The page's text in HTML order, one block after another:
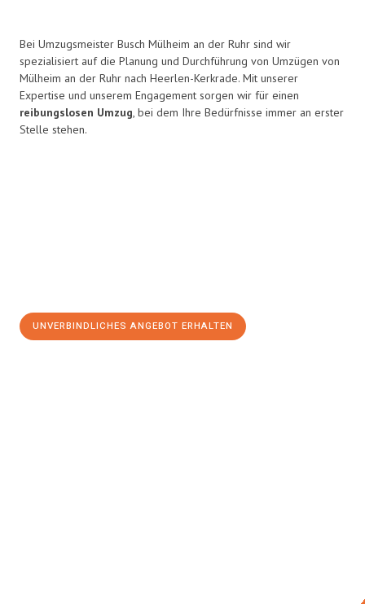
Bei Umzugsmeister Busch Mülheim an der Ruhr sind wir
spezialisiert auf die Planung und Durchführung von Umzügen von
Mülheim an der Ruhr nach Heerlen-Kerkrade. Mit unserer
Expertise und unserem Engagement sorgen wir für einen
reibungslosen Umzug, bei dem Ihre Bedürfnisse immer an erster
Stelle stehen.
UNVERBINDLICHES ANGEBOT ERHALTEN